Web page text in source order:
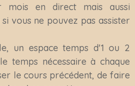
mois en direct mais aussi
vous ne pouvez pas assister
un espace temps d'1 ou 2
temps nécessaire à chaque
le cours précédent, de faire